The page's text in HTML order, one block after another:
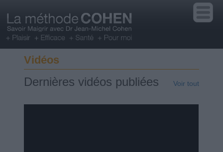
Vidéos
Dernières vidéos publiées Voir tout